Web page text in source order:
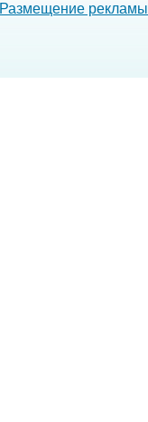
Размещение рекламы